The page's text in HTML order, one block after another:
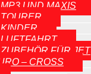
MP3 UND MAXIS
TOURER
KINDER
LUFTFAHRT
ZUBEHÖR FÜR JET
– CROSS